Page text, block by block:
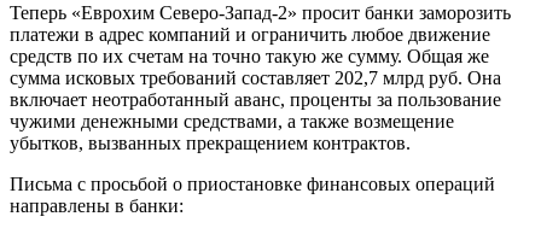
Теперь «Еврохим Северо-Запад-2» просит банки заморозить
платежи в адрес компаний и ограничить любое движение
средств по их счетам на точно такую же сумму. Общая же
сумма исковых требований составляет 202,7 млрд руб. Она
включает неотработанный аванс, проценты за пользование
чужими денежными средствами, а также возмещение
убытков, вызванных прекращением контрактов.
Письма с просьбой о приостановке финансовых операций
направлены в банки: